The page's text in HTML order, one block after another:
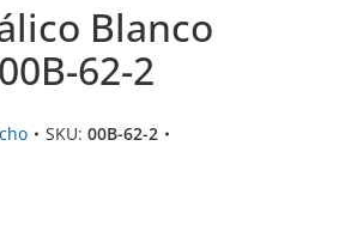
Blanco
62-2
SKU:00B-62-2